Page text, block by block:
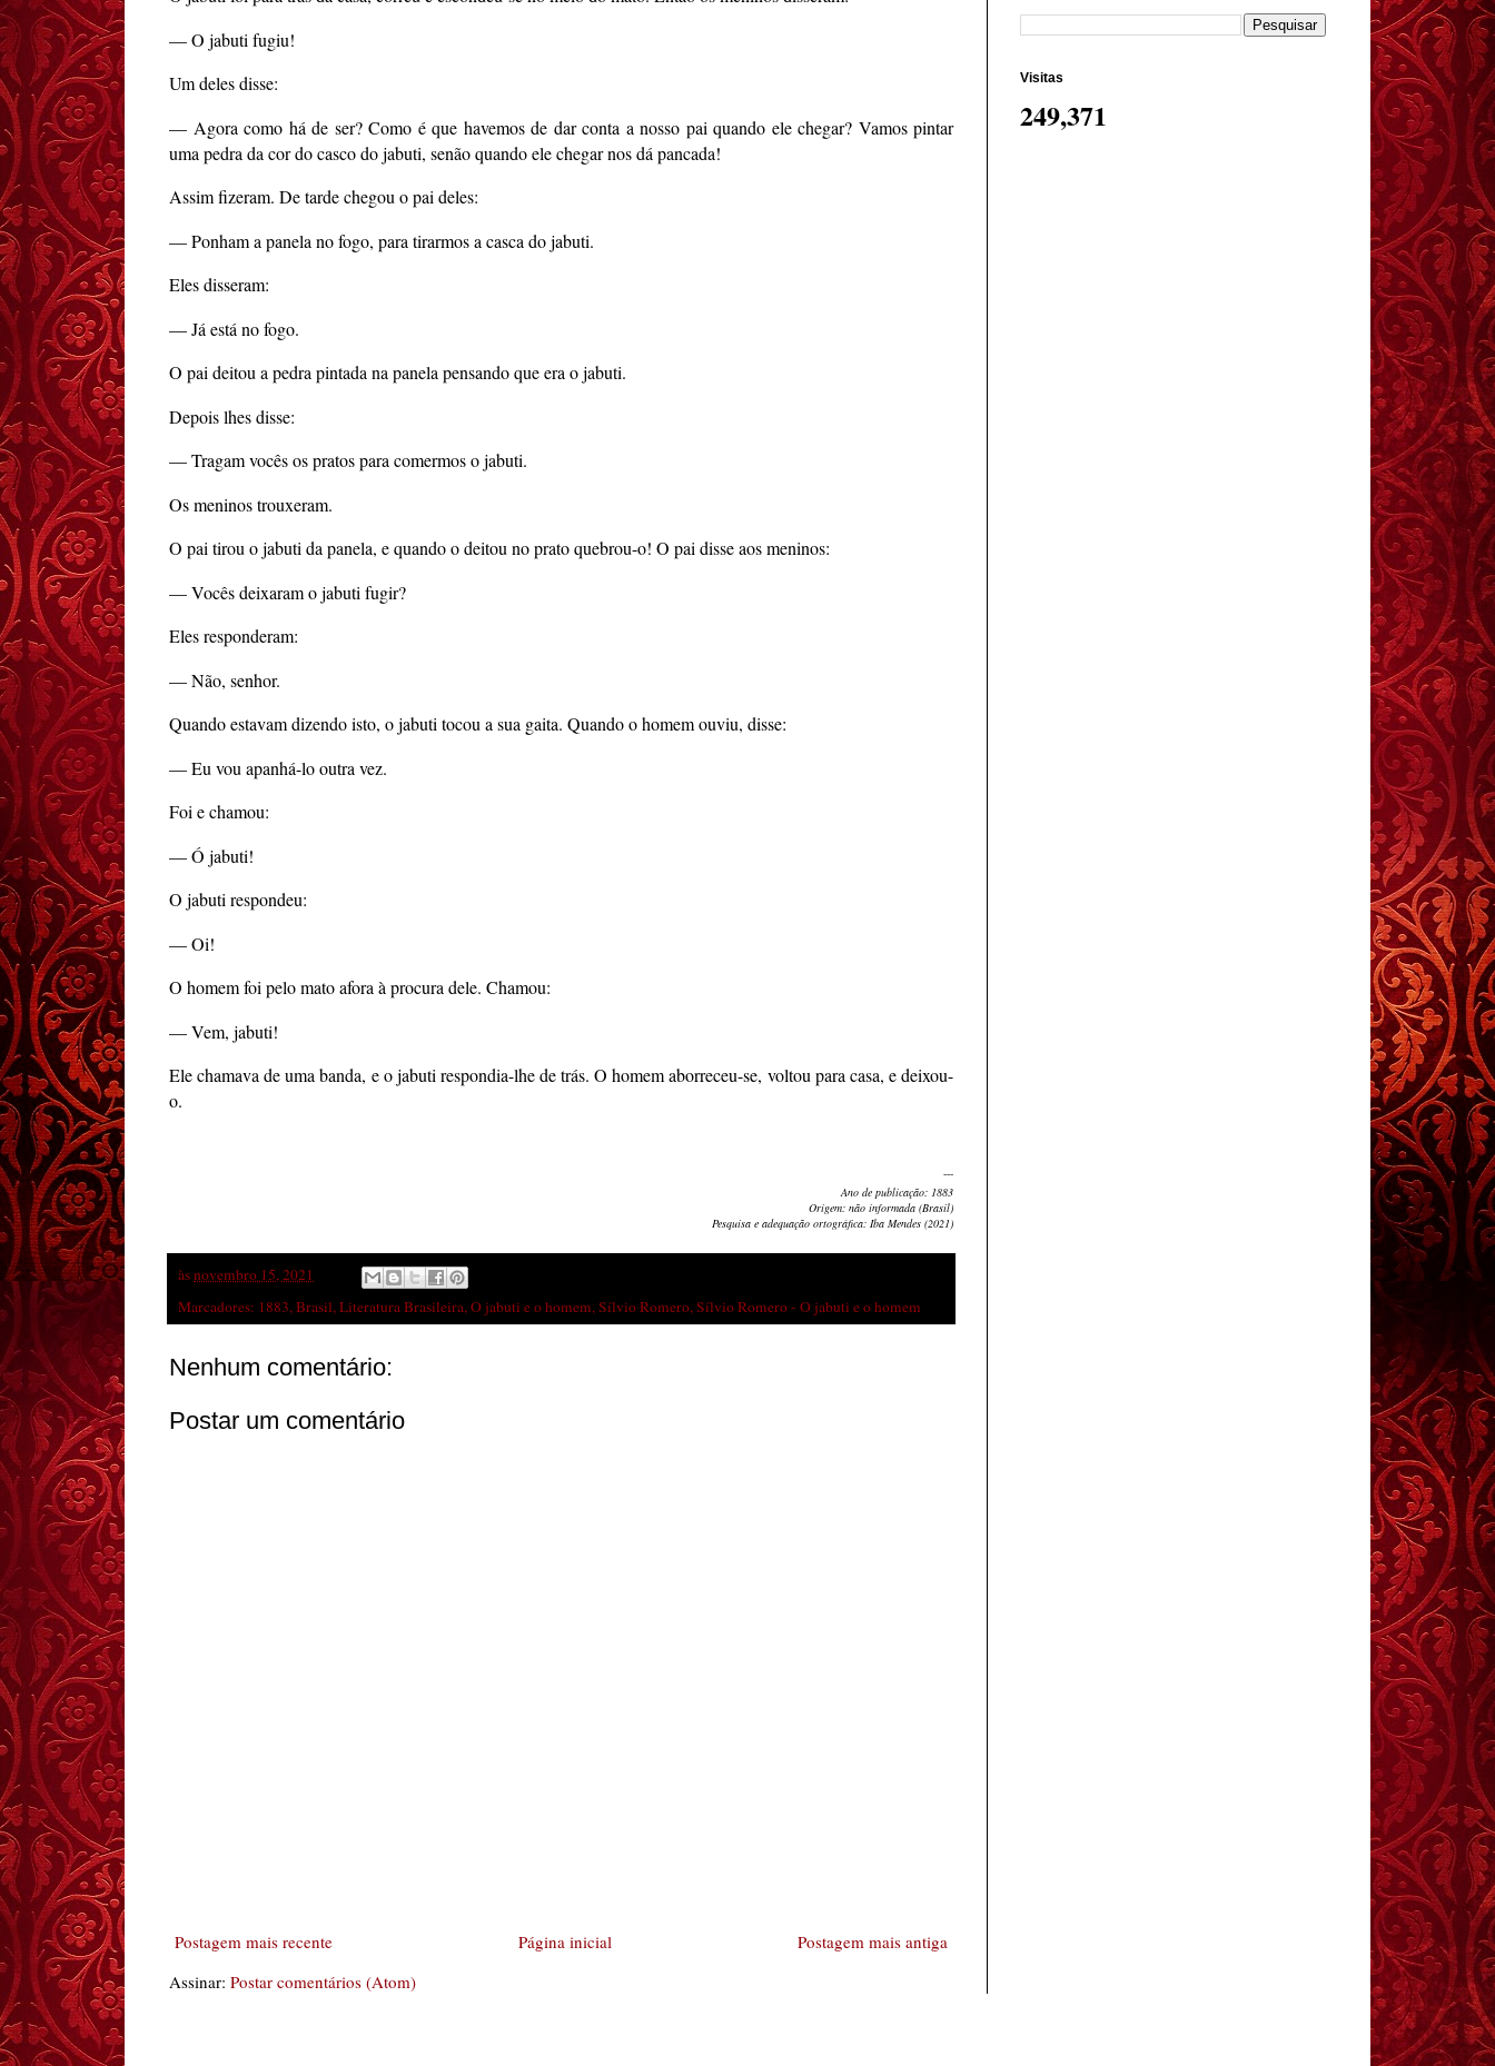
— O jabuti fugiu!
Um deles disse:
— Agora como há de ser? Como é que havemos de dar conta a nosso pai quando ele chegar? Vamos pintar
uma pedra da cor do casco do jabuti, senão quando ele chegar nos dá pancada!
Assim fizeram. De tarde chegou o pai deles:
— Ponham a panela no fogo, para tirarmos a casca do jabuti.
Eles disseram:
— Já está no fogo.
O pai deitou a pedra pintada na panela pensando que era o jabuti.
Depois lhes disse:
— Tragam vocês os pratos para comermos o jabuti.
Os meninos trouxeram.
O pai tirou o jabuti da panela, e quando o deitou no prato quebrou-o! O pai disse aos meninos:
— Vocês deixaram o jabuti fugir?
Eles responderam:
— Não, senhor.
Quando estavam dizendo isto, o jabuti tocou a sua gaita. Quando o homem ouviu, disse:
— Eu vou apanhá-lo outra vez.
Foi e chamou:
— Ó jabuti!
O jabuti respondeu:
— Oi!
O homem foi pelo mato afora à procura dele. Chamou:
— Vem, jabuti!
Ele chamava de uma banda, e o jabuti respondia-lhe de trás. O homem aborreceu-se, voltou para casa, e deixou-
o.
---
Ano de publicação: 1883
Origem: não informada (Brasil)
Pesquisa e adequação ortográfica: Iba Mendes (2021)
àsnovembro 15, 2021
Marcadores: 1883, Brasil, Literatura Brasileira, O jabuti e o homem, Sílvio Romero, Sílvio Romero - O jabuti e o homem
Nenhum comentário:
Postar um comentário
Postagem mais recente Postagem mais antiga
Página inicial
Assinar: Postar comentários (Atom)
Visitas
249,371